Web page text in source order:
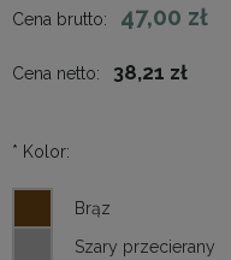
Cena brutto: 47,00 zł
Cena netto: 38,21 zł
* Kolor: